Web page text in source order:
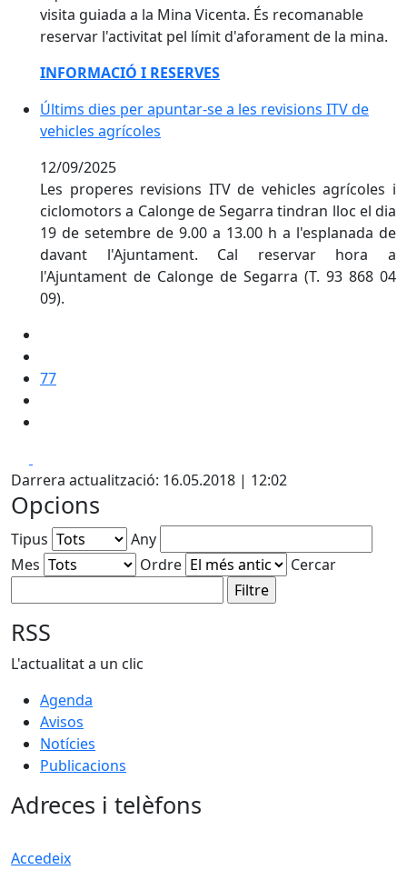
visita guiada a la Mina Vicenta. És recomanable
reservar l'activitat pel límit d'aforament de la mina.
INFORMACIÓ I RESERVES
Últims dies per apuntar-se a les revisions ITV de
Últims dies per apuntar-se a les revisions ITV de
vehicles agrícoles
12/09/2025
Les properes revisions ITV de vehicles agrícoles i
ciclomotors a Calonge de Segarra tindran lloc el dia
19 de setembre de 9.00 a 13.00 h a l'esplanada de
davant l'Ajuntament. Cal reservar hora a
l'Ajuntament de Calonge de Segarra (T. 93 868 04
09).
77
Darrera actualització: 16.05.2018 | 12:02
Opcions
Tipus
Any
Mes
Ordre Cercar
RSS
L'actualitat a un clic
Agenda
Avisos
Notícies
Publicacions
Adreces i telèfons
Accedeix